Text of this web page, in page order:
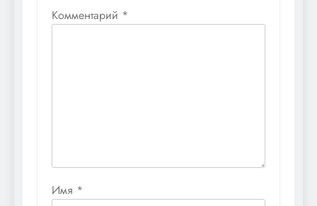
Комментарий *
Имя *